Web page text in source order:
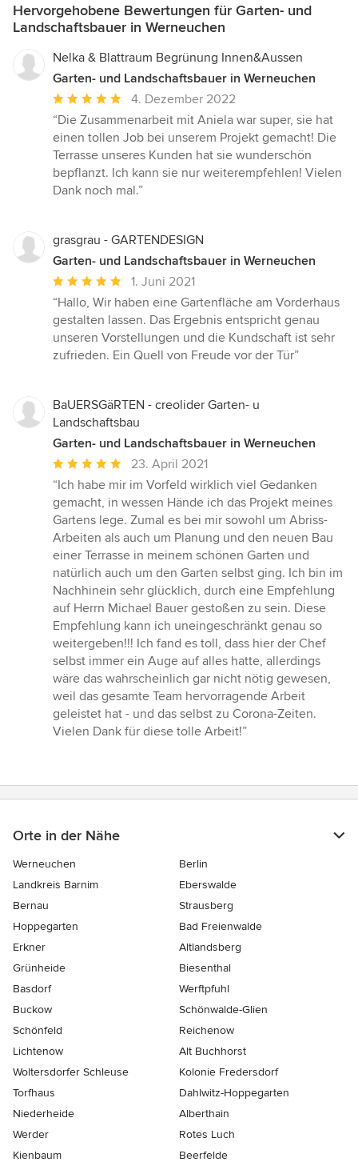
Hervorgehobene Bewertungen für Garten- und
Landschaftsbauer in Werneuchen
Nelka & Blattraum Begrünung Innen&Aussen
Garten- und Landschaftsbauer in Werneuchen
Durchschnittliche
Bewertung:
5
von
5
Sternen
4. Dezember 2022
“Die Zusammenarbeit mit Aniela war super, sie hat
einen tollen Job bei unserem Projekt gemacht! Die
Terrasse unseres Kunden hat sie wunderschön
bepflanzt. Ich kann sie nur weiterempfehlen! Vielen
Dank noch mal.”
grasgrau - GARTENDESIGN
Garten- und Landschaftsbauer in Werneuchen
Durchschnittliche
Bewertung:
5
von
5
1. Juni 2021
“Hallo, Wir haben eine Gartenfläche am Vorderhaus
gestalten lassen. Das Ergebnis entspricht genau
unseren Vorstellungen und die Kundschaft ist sehr
zufrieden. Ein Quell von Freude vor der Tür”
BaUERSGäRTEN - creolider Garten- u
Landschaftsbau
Garten- und Landschaftsbauer in Werneuchen
Durchschnittliche
Bewertung:
5
von
5
Sternen
23. April 2021
“Ich habe mir im Vorfeld wirklich viel Gedanken
gemacht, in wessen Hände ich das Projekt meines
Gartens lege. Zumal es bei mir sowohl um Abriss-
Arbeiten als auch um Planung und den neuen Bau
einer Terrasse in meinem schönen Garten und
natürlich auch um den Garten selbst ging. Ich bin im
Nachhinein sehr glücklich, durch eine Empfehlung
auf Herrn Michael Bauer gestoßen zu sein. Diese
Empfehlung kann ich uneingeschränkt genau so
weitergeben!!! Ich fand es toll, dass hier der Chef
selbst immer ein Auge auf alles hatte, allerdings
wäre das wahrscheinlich gar nicht nötig gewesen,
weil das gesamte Team hervorragende Arbeit
geleistet hat - und das selbst zu Corona-Zeiten.
Vielen Dank für diese tolle Arbeit!”
Orte in der Nähe
Werneuchen
Berlin
Landkreis Barnim
Eberswalde
Bernau
Strausberg
Hoppegarten
Bad Freienwalde
Erkner
Altlandsberg
Grünheide
Biesenthal
Basdorf
Werftpfuhl
Buckow
Schönwalde-Glien
Schönfeld
Reichenow
Lichtenow
Alt Buchhorst
Woltersdorfer Schleuse
Kolonie Fredersdorf
Torfhaus
Dahlwitz-Hoppegarten
Niederheide
Alberthain
Werder
Rotes Luch
Kienbaum
Beerfelde